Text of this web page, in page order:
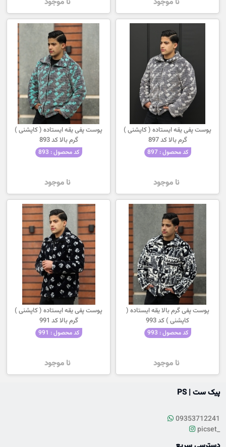
پوست پفی یقه ایستاده ( کاپشنی )
گرم بالا کد 897
کد محصول : 897
نا موجود
پوست پفی یقه ایستاده ( کاپشنی )
گرم بالا کد 893
کد محصول : 893
نا موجود
پوست پفی گرم بالا یقه ایستاده (
کاپشنی ) کد 993
کد محصول : 993
نا موجود
پوست پفی یقه ایستاده ( کاپشنی )
گرم بالا کد 991
کد محصول : 991
نا موجود
پیک ست | PS
09353712241
picset_